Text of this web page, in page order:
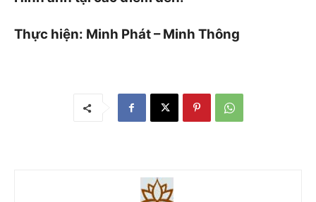
Thực hiện: Minh Phát – Minh Thông